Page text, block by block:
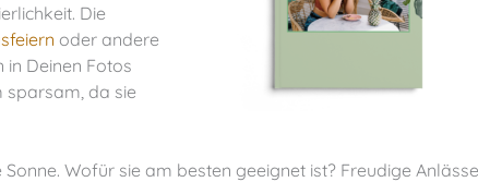
Die
oder andere
in Deinen Fotos
sparsam, da sie
Wofür sie am besten geeignet ist? Freudige